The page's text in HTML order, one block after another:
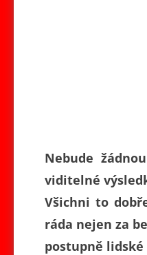
Nebude
viditelné
Všichni to
ráda nejen za
postupně